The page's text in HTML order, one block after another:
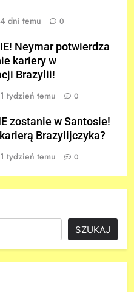
4 dni temu 0
Neymar potwierdza
kariery w
Brazylii!
1 tydzień temu 0
zostanie w Santosie!
Brazylijczyka?
1 tydzień temu 0
SZUKAJ